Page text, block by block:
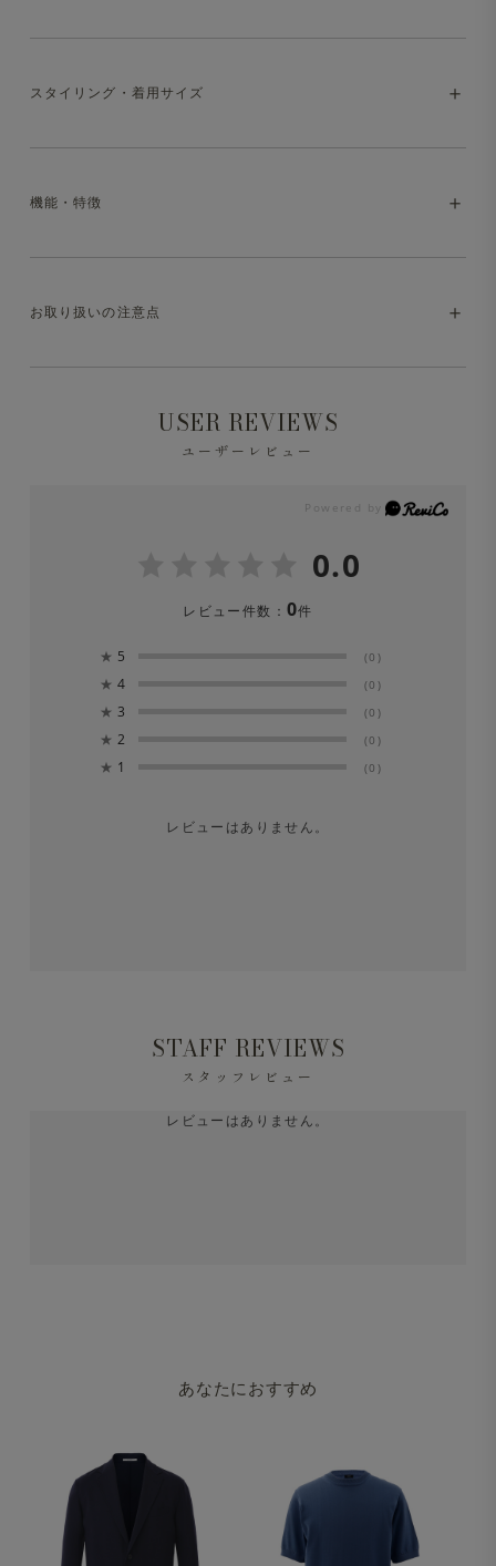
通気性抜群 清涼感のある軽量ジャケット
スタイリング・着用サイズ
・いずれも同サイズ・別アイテムの着用感です
機能・特徴
をご参照ください）
お取り扱いの注意点
い。漂白剤は絶対に使用しないでください。
※長時間濡れたままにしておくと、色が落ちる場合があり
ます。洗濯後は形を整えてすぐに日陰で吊り干しにしてく
USER REVIEWS
ユーザーレビュー
0.0
レビュー件数： 0件
★ 5 (0)
★ 4 (0)
★ 3 (0)
★ 2 (0)
★ 1 (0)
レビューはありません。
STAFF REVIEWS
スタッフレビュー
レビューはありません。
あなたにおすすめ